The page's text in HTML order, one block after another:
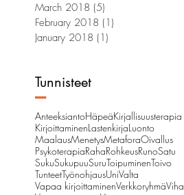
March 2018 (5)
February 2018 (1)
January 2018 (1)
Tunnisteet
–
AnteeksiantoHäpeäKirjallisuusterapia
KirjoittaminenLastenkirjaLuonto
MaalausMenetysMetaforaOivallus
PsykoterapiaRahaRohkeusRunoSatu
SukuSukupuuSuruToipuminenToivo
TunteetTyönohjausUniValta
Vapaa kirjoittaminenVerkkoryhmäViha